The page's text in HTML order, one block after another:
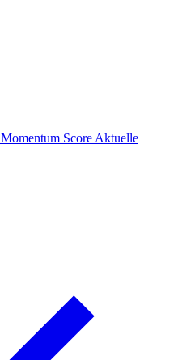
Momentum Score Aktuelle